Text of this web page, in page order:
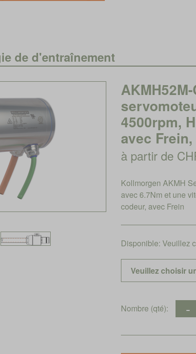
de d'entraînement
4500rpm,
avec
à partir de
Kollmorgen AKMH
avec 6.7Nm et une
codeur, avec Frein
Disponible: Veuillez
Nombre (qté):